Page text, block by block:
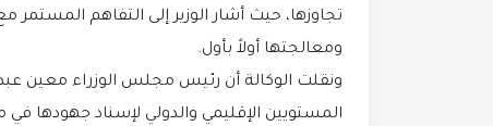
تجاوزها، حيث أشار الوزير إلى التفاهم المستمر
ومعالجتها أولاً بأول.
ونقلت الوكالة أن رئيس مجلس الوزراء معين
المستويين الإقليمي والدولي لإسناد جهودها